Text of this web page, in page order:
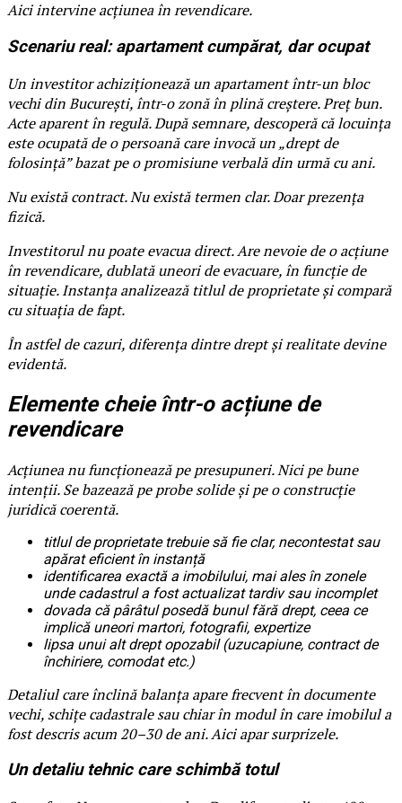
Aici intervine acțiunea în revendicare.
Scenariu real: apartament cumpărat, dar ocupat
Un investitor achiziționează un apartament într-un bloc
vechi din București, într-o zonă în plină creștere. Preț bun.
Acte aparent în regulă. După semnare, descoperă că locuința
este ocupată de o persoană care invocă un „drept de
folosință” bazat pe o promisiune verbală din urmă cu ani.
Nu există contract. Nu există termen clar. Doar prezența
fizică.
Investitorul nu poate evacua direct. Are nevoie de o acțiune
în revendicare, dublată uneori de evacuare, în funcție de
situație. Instanța analizează titlul de proprietate și compară
cu situația de fapt.
În astfel de cazuri, diferența dintre drept și realitate devine
evidentă.
Elemente cheie într-o acțiune de
revendicare
Acțiunea nu funcționează pe presupuneri. Nici pe bune
intenții. Se bazează pe probe solide și pe o construcție
juridică coerentă.
titlul de proprietate trebuie să fie clar, necontestat sau
apărat eficient în instanță
identificarea exactă a imobilului, mai ales în zonele
unde cadastrul a fost actualizat tardiv sau incomplet
dovada că pârâtul posedă bunul fără drept, ceea ce
implică uneori martori, fotografii, expertize
lipsa unui alt drept opozabil (uzucapiune, contract de
închiriere, comodat etc.)
Detaliul care înclină balanța apare frecvent în documente
vechi, schițe cadastrale sau chiar în modul în care imobilul a
fost descris acum 20–30 de ani. Aici apar surprizele.
Un detaliu tehnic care schimbă totul